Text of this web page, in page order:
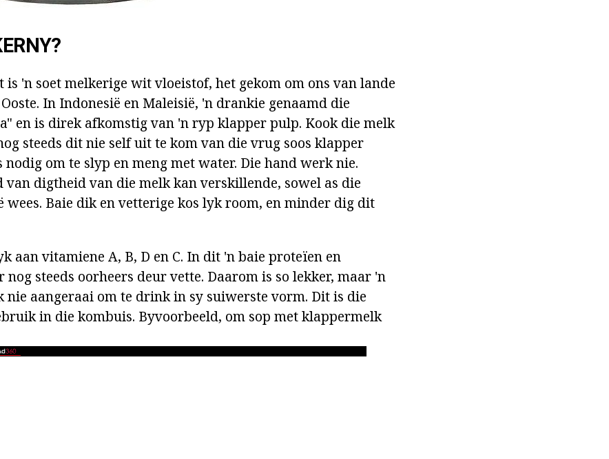
'n soet melkerige wit vloeistof, het gekom om ons van lande
In Indonesië en Maleisië, 'n drankie genaamd die
en is direk afkomstig van 'n ryp klapper pulp. Kook die melk
steeds dit nie self uit te kom van die vrug soos klapper
om te slyp en meng met water. Die hand werk nie.
van digtheid van die melk kan verskillende, sowel as die
wees. Baie dik en vetterige kos lyk room, en minder dig dit
aan vitamiene A, B, D en C. In dit 'n baie proteïen en
steeds oorheers deur vette. Daarom is so lekker, maar 'n
nie aangeraai om te drink in sy suiwerste vorm. Dit is die
in die kombuis. Byvoorbeeld, om sop met klappermelk